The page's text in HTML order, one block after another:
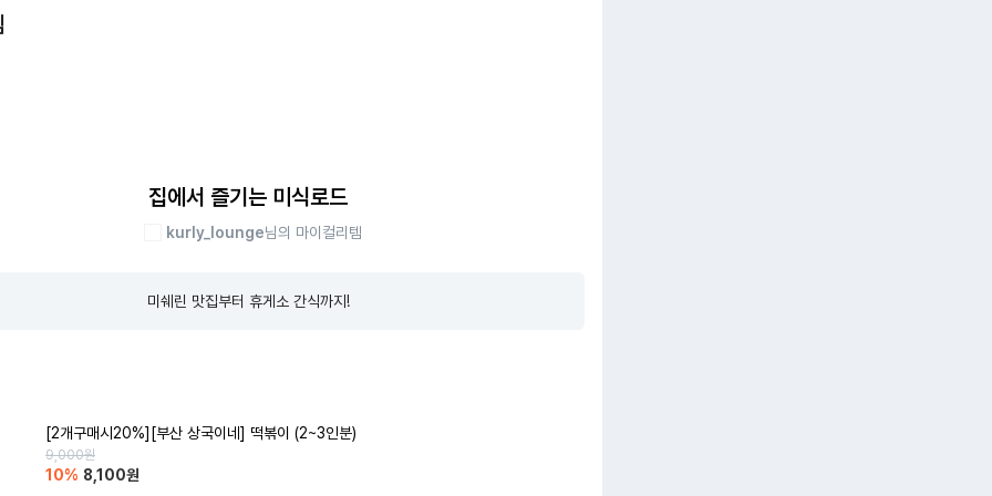
집에서 즐기는 미식로드
kurly_lounge님의 마이컬리템
미쉐린 맛집부터 휴게소 간식까지!
[2개구매시20%][부산 상국이네] 떡볶이 (2~3인분)
9,000원
10% 8,100원